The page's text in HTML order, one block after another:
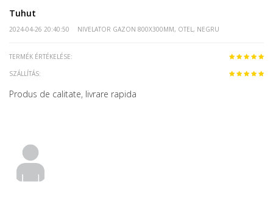
Tuhut
2024-04-26 20:40:50 NIVELATOR GAZON 800X300MM, OTEL, NEGRU
TERMÉK ÉRTÉKELÉSE:
SZÁLLÍTÁS:
Produs de calitate, livrare rapida